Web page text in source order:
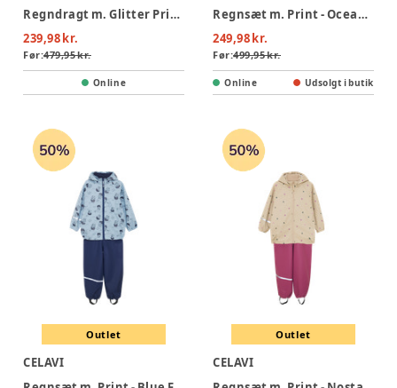
Regndragt m. Glitter Print - Nostalgia Rose
239,98 kr.
Før:479,95 kr.
Online
Regnsæt m. Print - Oceania
249,98 kr.
Før:499,95 kr.
Online Udsolgt i butik
Outlet
CELAVI
Outlet
CELAVI